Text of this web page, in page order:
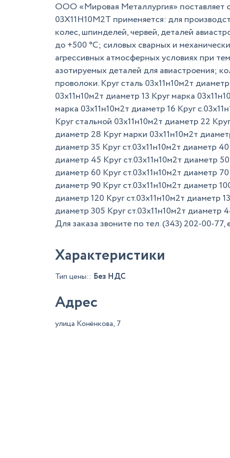
ООО «Мировая Металлургия» поставляет
03Х11Н10М2Т применяется: для
колес, шпинделей, червей, деталей
до +500 °C; силовых сварных и
агрессивных атмосферных условиях при
азотируемых деталей для авиастроения;
проволоки. Круг сталь 03х11н10м2т
03х11н10м2т диаметр 13 Круг марка
марка 03х11н10м2т диаметр 16 Круг
Круг стальной 03х11н10м2т диаметр 22
диаметр 28 Круг марки 03х11н10м2т
диаметр 35 Круг ст.03х11н10м2т диаметр
диаметр 45 Круг ст.03х11н10м2т диаметр
диаметр 60 Круг ст.03х11н10м2т диаметр
диаметр 90 Круг ст.03х11н10м2т диаметр
диаметр 120 Круг ст.03х11н10м2т диаметр
диаметр 305 Круг ст.03х11н10м2т
Для заказа звоните по тел. (343) 202-00-
Характеристики
Тип цены:: Без НДС
Адрес
улица Конёнкова, 7